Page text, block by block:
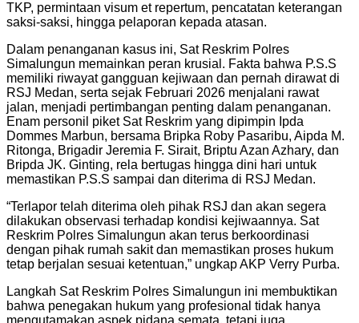
TKP, permintaan visum et repertum, pencatatan keterangan
saksi-saksi, hingga pelaporan kepada atasan.
Dalam penanganan kasus ini, Sat Reskrim Polres
Simalungun memainkan peran krusial. Fakta bahwa P.S.S
memiliki riwayat gangguan kejiwaan dan pernah dirawat di
RSJ Medan, serta sejak Februari 2026 menjalani rawat
jalan, menjadi pertimbangan penting dalam penanganan.
Enam personil piket Sat Reskrim yang dipimpin Ipda
Dommes Marbun, bersama Bripka Roby Pasaribu, Aipda M.
Ritonga, Brigadir Jeremia F. Sirait, Briptu Azan Azhary, dan
Bripda JK. Ginting, rela bertugas hingga dini hari untuk
memastikan P.S.S sampai dan diterima di RSJ Medan.
“Terlapor telah diterima oleh pihak RSJ dan akan segera
dilakukan observasi terhadap kondisi kejiwaannya. Sat
Reskrim Polres Simalungun akan terus berkoordinasi
dengan pihak rumah sakit dan memastikan proses hukum
tetap berjalan sesuai ketentuan,” ungkap AKP Verry Purba.
Langkah Sat Reskrim Polres Simalungun ini membuktikan
bahwa penegakan hukum yang profesional tidak hanya
mengutamakan aspek pidana semata, tetapi juga